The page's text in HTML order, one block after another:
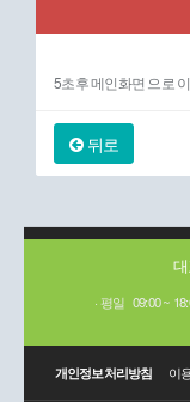
5초후 메인화면 으로
뒤로
평일 09:00 ~
개인정보처리방침 이